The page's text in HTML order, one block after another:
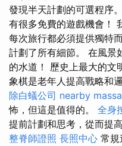
發現半天計劃的可選程序。
有很多免費的遊戲機會！
每次旅行都必須提供獨特
計劃了所有細節。 在風景
的水道！ 歷史上最大的文
象棋是老年人提高戰略和
除白蟻公司 nearby
怖，但這是值得的。 全身
提前計劃和思考，從而提
整脊師證照 長照中心 常規